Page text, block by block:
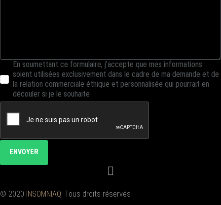
En soumettant ce formulaire, j’accepte que mes informations
soient utilisées exclusivement dans le cadre de ma demande et de
la relation commerciale éthique et personnalisée qui pourrait en
découler si je le souhaite
ENVOYER
© 2020 INSOMNIAQ. Tous droits réservés